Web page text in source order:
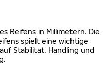
Reifens in Millimetern. Die
spielt eine wichtige
Stabilität, Handling und